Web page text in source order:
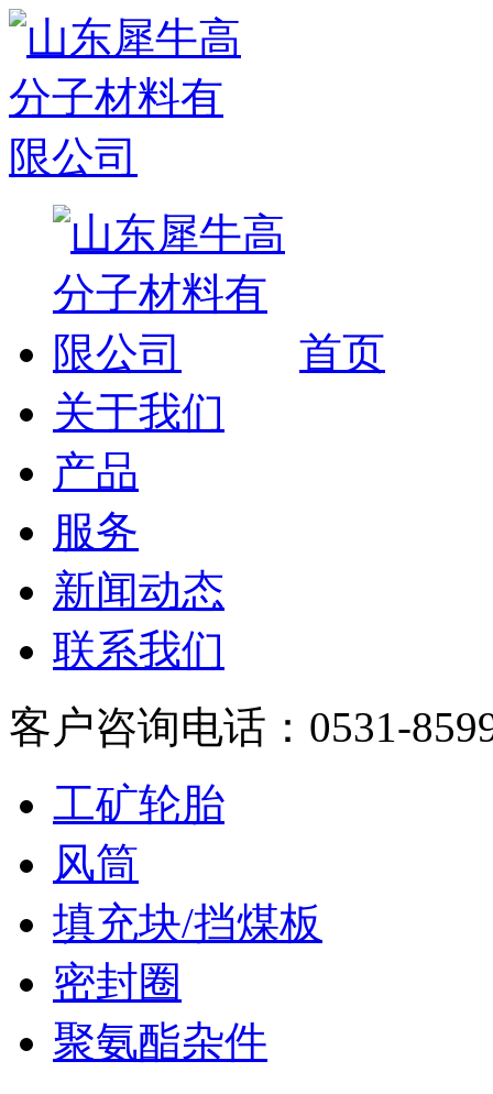
首页
关于我们
产品
服务
新闻动态
联系我们
客户咨询电话：0531-
工矿轮胎
风筒
填充块/挡煤板
密封圈
聚氨酯杂件